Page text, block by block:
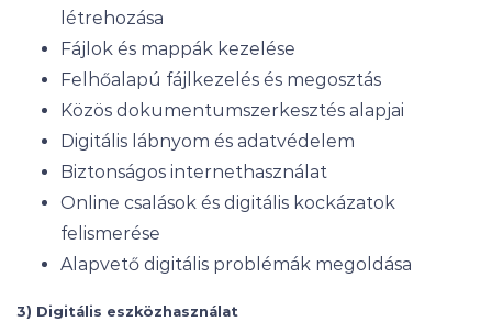
létrehozása
Fájlok és mappák kezelése
Felhőalapú fájlkezelés és megosztás
Közös dokumentumszerkesztés alapjai
Digitális lábnyom és adatvédelem
Biztonságos internethasználat
Online csalások és digitális kockázatok
felismerése
Alapvető digitális problémák megoldása
3) Digitális eszközhasználat